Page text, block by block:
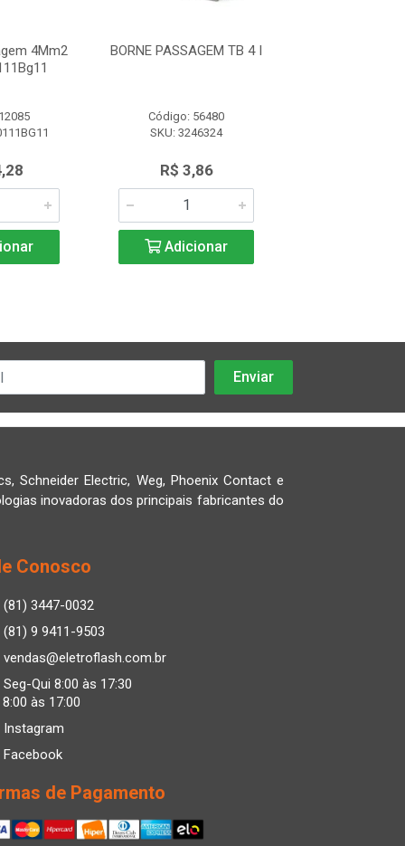
4Mm2
BORNE PASSAGEM TB 4 I
Código: 56480
SKU: 3246324
R$ 3,86
Adicionar
Schneider Electric, Weg, Phoenix Contact e
inovadoras dos principais fabricantes do
Conosco
(81) 3447-0032
(81) 9 9411-9503
vendas@eletroflash.com.br
Seg-Qui 8:00 às 17:30
às 17:00
Instagram
Facebook
de Pagamento